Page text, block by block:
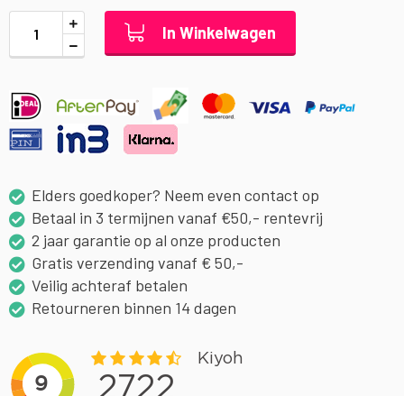
In Winkelwagen
Elders goedkoper? Neem even contact op
Betaal in 3 termijnen vanaf €50,- rentevrij
2 jaar garantie op al onze producten
Gratis verzending vanaf € 50,-
Veilig achteraf betalen
Retourneren binnen 14 dagen